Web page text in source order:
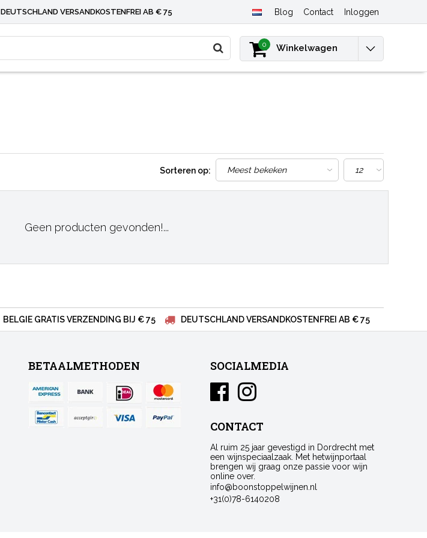
DEUTSCHLAND VERSANDKOSTENFREI AB € 75 Blog Contact Inloggen
0 Winkelwagen
Sorteren op:
Geen producten gevonden!...
BELGIE GRATIS VERZENDING BIJ € 75 DEUTSCHLAND VERSANDKOSTENFREI AB € 75
BETAALMETHODEN SOCIALMEDIA
CONTACT
Al ruim 25 jaar gevestigd in Dordrecht met
een wijnspeciaalzaak. Met hetwijnportaal
brengen wij graag onze passie voor wijn
online over.
info@boonstoppelwijnen.nl
+31(0)78-6140208